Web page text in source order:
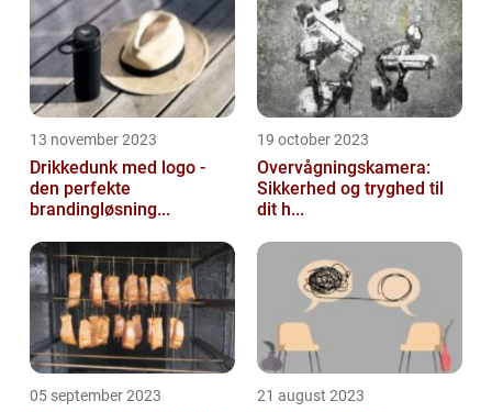
13 november 2023
Drikkedunk med logo -
den perfekte
brandingløsning...
19 october 2023
Overvågningskamera:
Sikkerhed og tryghed til
dit h...
05 september 2023 21 august 2023